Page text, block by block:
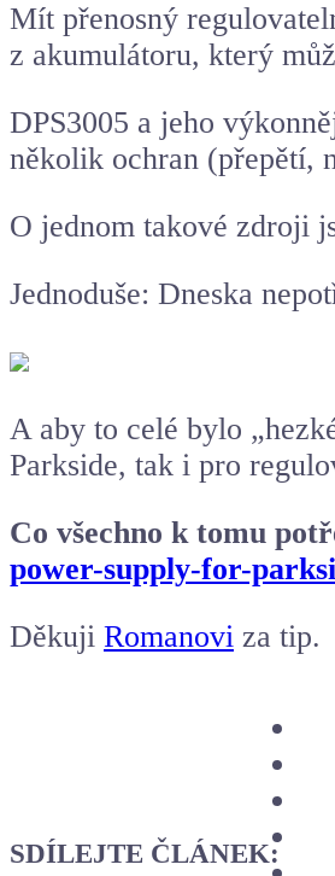
Mít přenosný
z akumulátoru, který
DPS3005 a jeho
několik ochran (přepětí,
O jednom takové zdroji
Jednoduše: Dneska
A aby to celé bylo
Parkside, tak i pro
Co všechno k tomu
power-supply-for-
Děkuji Romanovi za tip.
SDÍLEJTE ČLÁNEK: